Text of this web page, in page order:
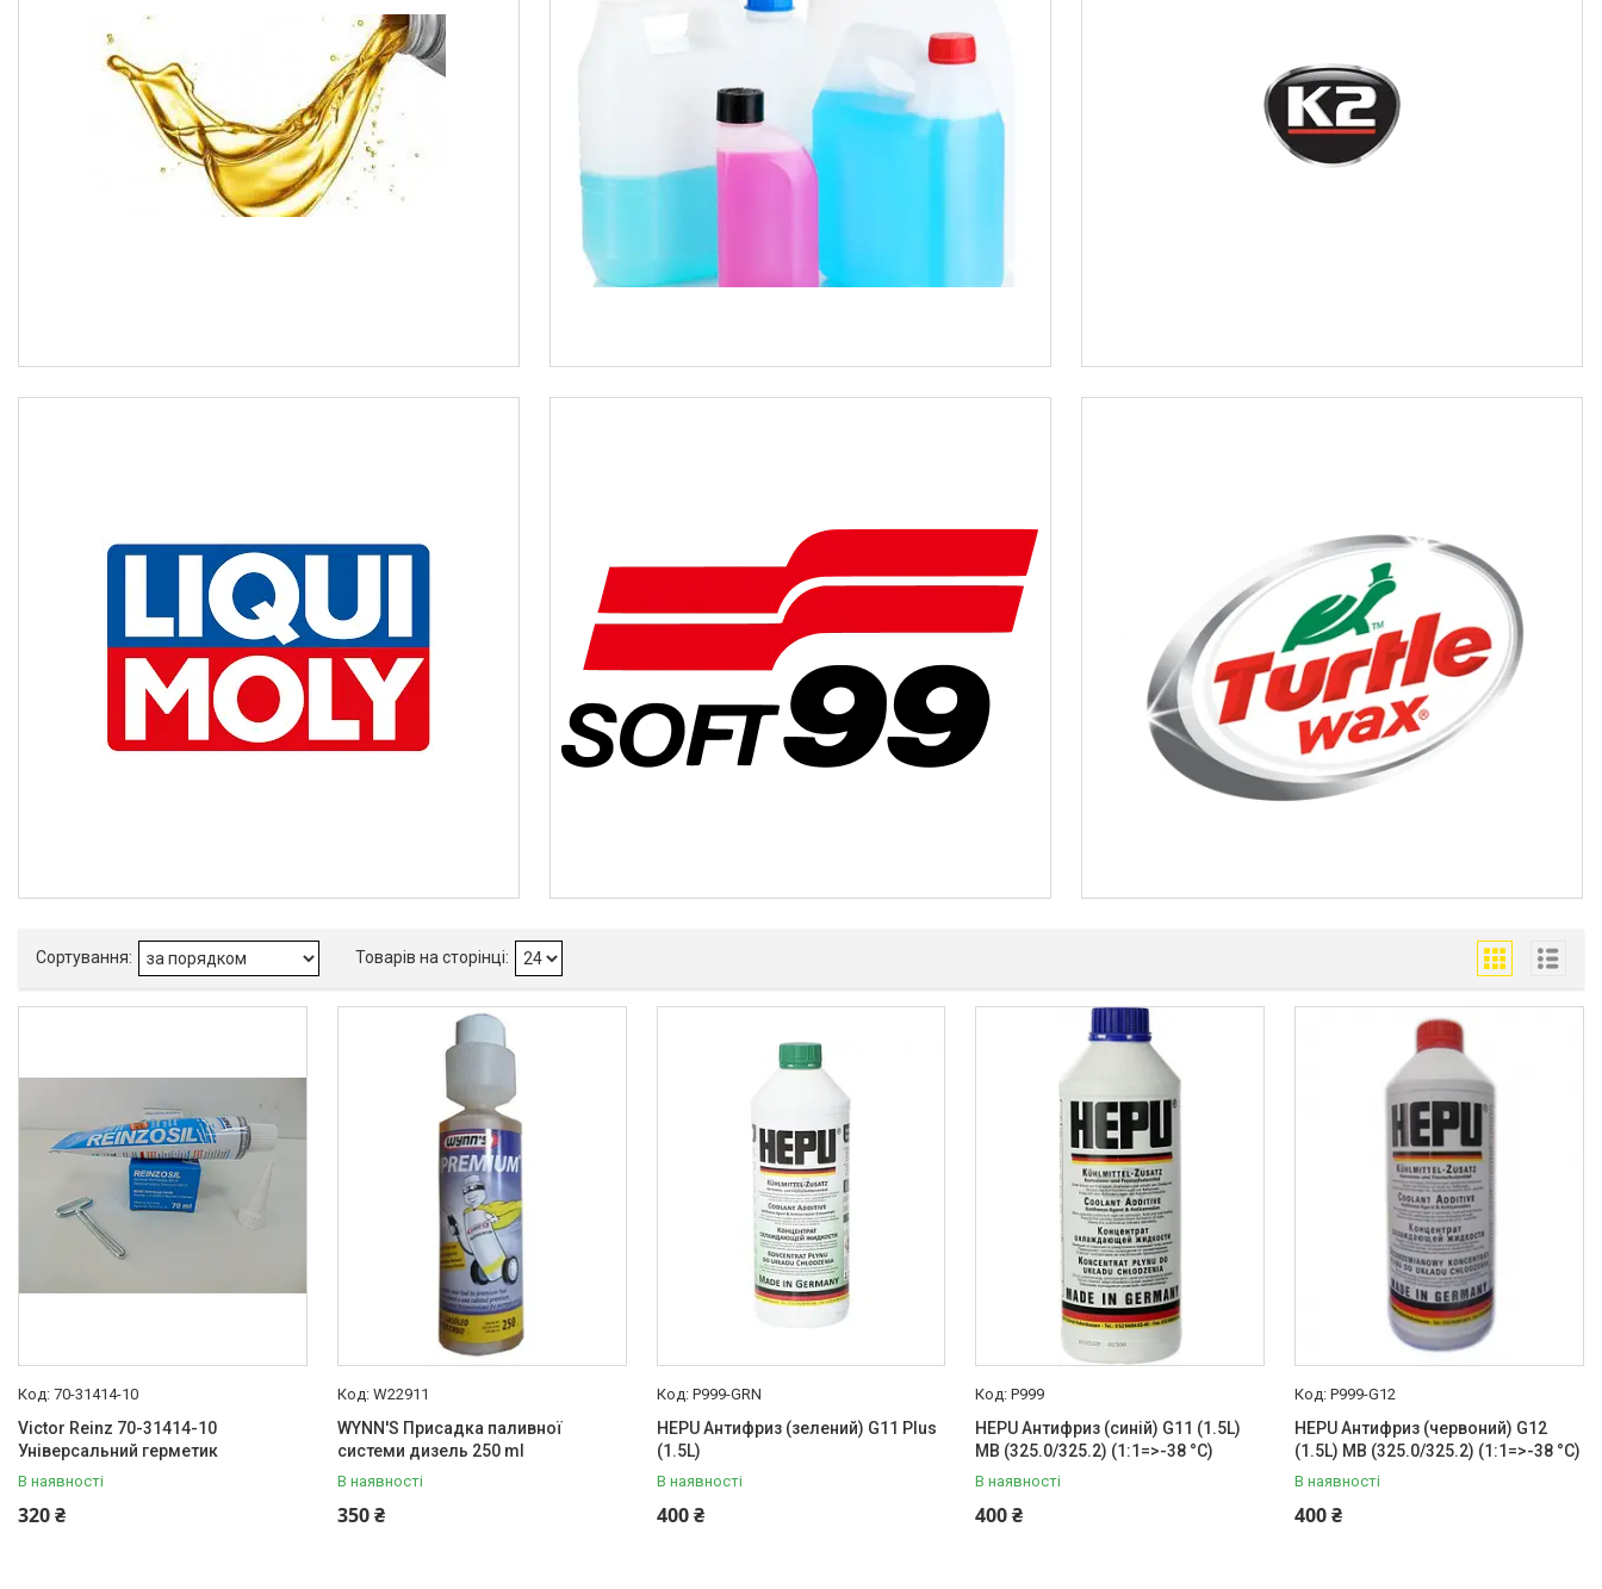
Гальмівна трубка WP
Свічки запалювання і
розжарювання
Автомобільні лампочки
Авто аксесуари, Інструмент,
Насоси, Домкрати
Щітки склоочисника
Автохімія liqui moly
SOFT99
Акумулятори
Ремені генератора,
кондиціонера та насоса ГУР
Запчастини для іномарок
Брелок для ключів
Доставка та оплата
70-31414-10
Victor Reinz 70-31414-10
Універсальний герметик
В наявності
320 ₴
W22911
WYNN'S Присадка паливної
системи дизель 250 ml
В наявності
350 ₴
P999-GRN
HEPU Антифриз (зелений) G11 Plus
(1.5L)
В наявності
400 ₴
P999
HEPU Антифриз (синій) G11 (1.5L)
MB (325.0/325.2) (1:1=>-38 °C)
В наявності
400 ₴
P999-G12
HEPU Антифриз (червоний) G12
(1.5L) MB (325.0/325.2) (1:1=>-38 °C)
В наявності
400 ₴